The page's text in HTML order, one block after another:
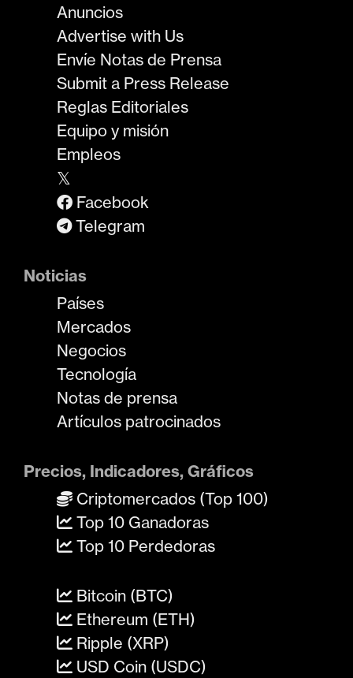
Anuncios
Advertise with Us
Envíe Notas de Prensa
Submit a Press Release
Reglas Editoriales
Equipo y misión
Empleos
𝕏
Facebook
Telegram
Noticias
Países
Mercados
Negocios
Tecnología
Notas de prensa
Artículos patrocinados
Precios, Indicadores, Gráficos
Criptomercados (Top 100)
Top 10 Ganadoras
Top 10 Perdedoras
Bitcoin (BTC)
Ethereum (ETH)
Ripple (XRP)
USD Coin (USDC)